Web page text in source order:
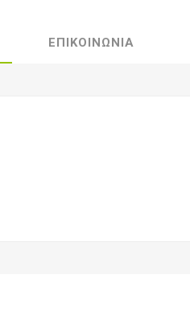
ΕΠΙΚΟΙΝΩΝΙΑ